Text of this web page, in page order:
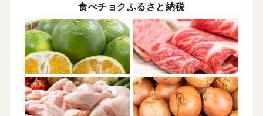
食べチョクふるさと納税